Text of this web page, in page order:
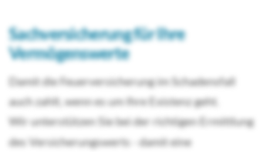
Sachversicherung für Ihre
Vermögenswerte
Damit die Feuerversicherung im Schadensfall
auch zahlt, wenn es um Ihre Existenz geht.
Wir unterstützen Sie bei der richtigen Ermittlung
des Versicherungswerts - damit eine